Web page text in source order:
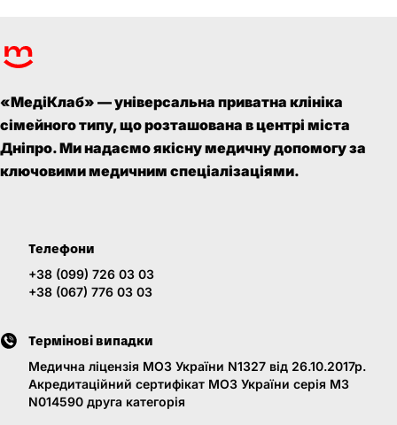
«МедіКлаб» — універсальна приватна клініка
сімейного типу, що розташована в центрі міста
Дніпро. Ми надаємо якісну медичну допомогу за
ключовими медичним спеціалізаціями.
Телефони
+38 (099) 726 03 03
+38 (067) 776 03 03
Термінові випадки
Медична ліцензія МОЗ України N1327 від 26.10.2017р.
Акредитаційний сертифікат МОЗ України серія МЗ
N014590 друга категорія